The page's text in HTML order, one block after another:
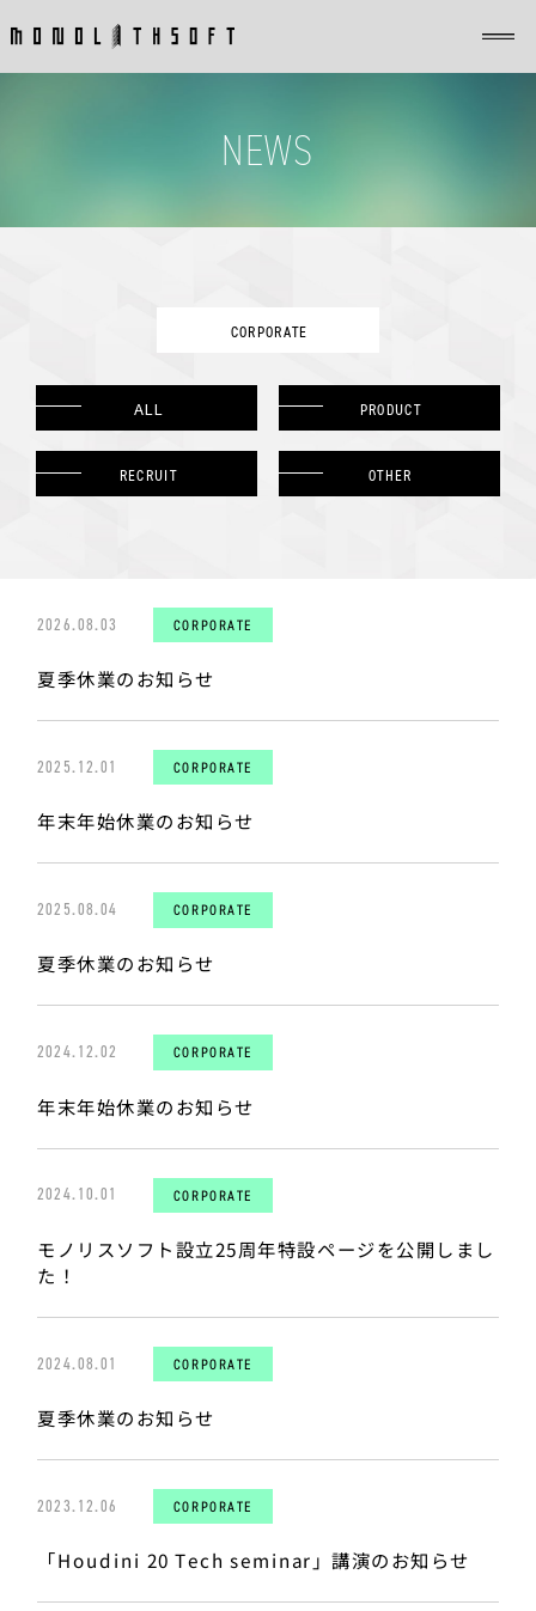
NEWS
ALL PRODUCT
CORPORATE
RECRUIT OTHER
2026.08.03 CORPORATE
夏季休業のお知らせ
2025.12.01 CORPORATE
年末年始休業のお知らせ
2025.08.04 CORPORATE
夏季休業のお知らせ
2024.12.02 CORPORATE
年末年始休業のお知らせ
2024.10.01 CORPORATE
モノリスソフト設立25周年特設ページを公開しまし
た！
2024.08.01 CORPORATE
夏季休業のお知らせ
2023.12.06 CORPORATE
「Houdini 20 Tech seminar」講演のお知らせ